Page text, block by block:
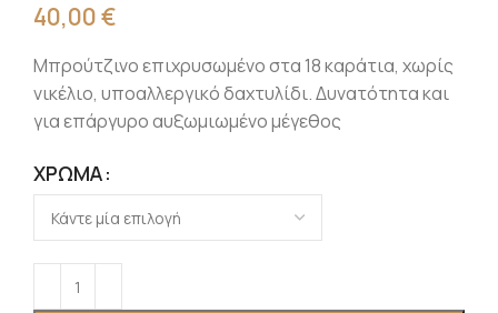
40,00€
Μπρούτζινο επιχρυσωμένο στα 18 καράτια, χωρίς
νικέλιο, υποαλλεργικό δαχτυλίδι. Δυνατότητα και
για επάργυρο αυξωμιωμένο μέγεθος
ΧΡΏΜΑ